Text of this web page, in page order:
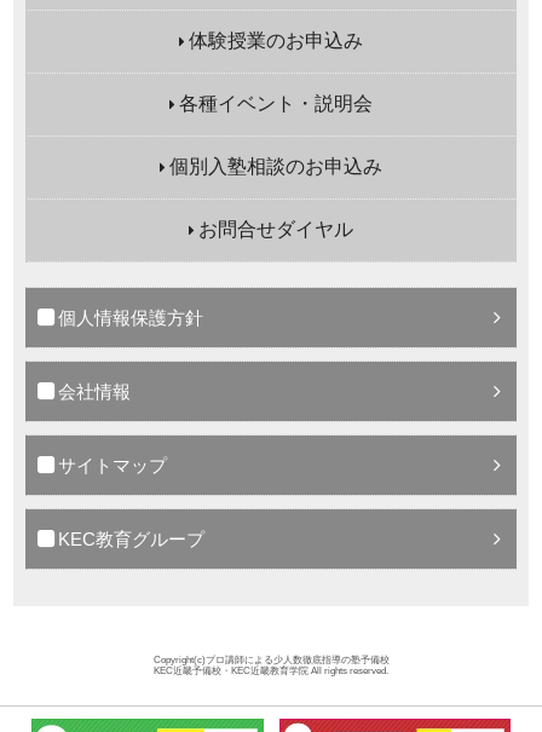
体験授業のお申込み
各種イベント・説明会
個別入塾相談のお申込み
お問合せダイヤル
個人情報保護方針
会社情報
サイトマップ
KEC教育グループ
Copyright(c)プロ講師による少人数徹底指導の塾予備校
KEC近畿予備校・KEC近畿教育学院 All rights reserved.